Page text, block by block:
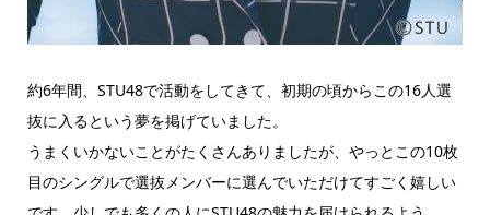
約6年間、STU48で活動をしてきて、初期の頃からこの16人選
抜に入るという夢を掲げていました。
うまくいかないことがたくさんありましたが、やっとこの10枚
目のシングルで選抜メンバーに選んでいただけてすごく嬉しい